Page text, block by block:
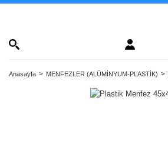
Anasayfa MENFEZLER (ALÜMİNYUM-PLASTİK)